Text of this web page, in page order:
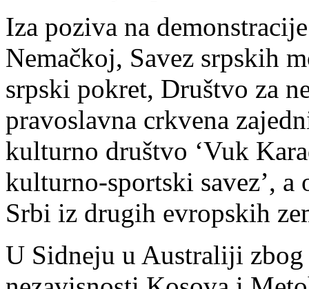
Iza poziva na
Nemačkoj, Savez srpskih
srpski pokret, Društvo za
pravoslavna crkvena
kulturno društvo ‘Vuk
kulturno-sportski savez’, a
Srbi iz drugih evropskih
U Sidneju u Australiji zbog